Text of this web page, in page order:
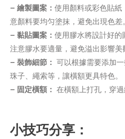
– 繪製圖案： 使用顏料或彩色貼紙
意顏料要均匀塗抹，避免出現色差。
– 黏貼圖案： 使用膠水將設計好的
注意膠水要適量，避免溢出影響美
– 裝飾細節： 可以根據需要添加
珠子、繩索等，讓橫額更具特色。
– 固定橫額： 在橫額上打孔，穿過
小技巧分享：